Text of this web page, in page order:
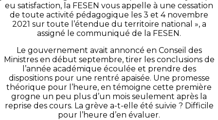
eu satisfaction, la FESEN vous appelle à une cessation
de toute activité pédagogique les 3 et 4 novembre
2021 sur toute l’étendue du territoire national », a
assigné le communiqué de la FESEN.
Le gouvernement avait annoncé en Conseil des
Ministres en début septembre, tirer les conclusions de
l’année académique écoulée et prendre des
dispositions pour une rentré apaisée. Une promesse
théorique pour l’heure, en témoigne cette première
grogne un peu plus d’un mois seulement après la
reprise des cours. La grève a-t-elle été suivie ? Difficile
pour l’heure d’en évaluer.